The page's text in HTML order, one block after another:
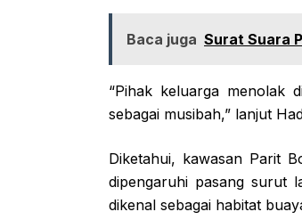
Baca juga Surat Suara
“Pihak keluarga menolak
sebagai musibah,” lanjut
Diketahui, kawasan Parit
dipengaruhi pasang surut
dikenal sebagai habitat